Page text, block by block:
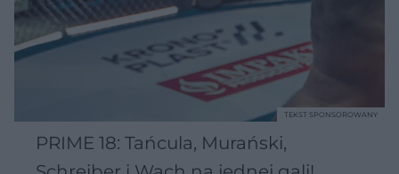
PRIME 18: Tańcula, Murański,
TEKST SPONSOROWANY